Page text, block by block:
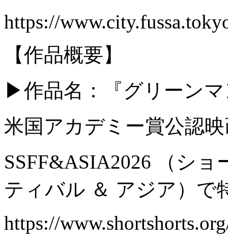
https://
【作品概要】
▶︎作品名：『グリーン
米国アカデミー賞公認
SSFF&ASIA2026 （シ
ティバル ＆ アジア）で
https://